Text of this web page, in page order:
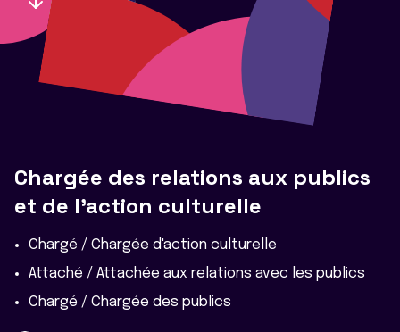
Chargée des relations aux publics
et de l'action culturelle
Chargé / Chargée d'action culturelle
Attaché / Attachée aux relations avec les publics
Chargé / Chargée des publics